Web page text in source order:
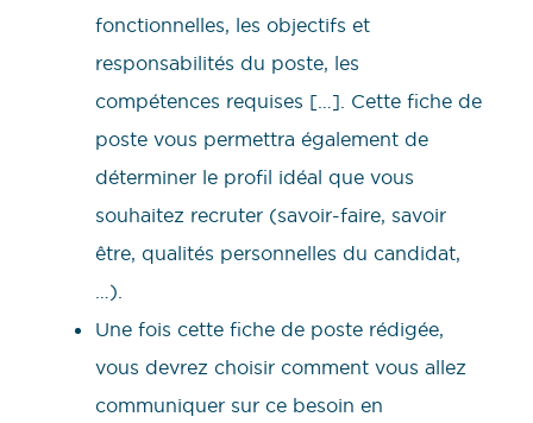
fonctionnelles, les objectifs et
responsabilités du poste, les
compétences requises […]. Cette fiche de
poste vous permettra également de
déterminer le profil idéal que vous
souhaitez recruter (savoir-faire, savoir
être, qualités personnelles du candidat,
…).
Une fois cette fiche de poste rédigée,
vous devrez choisir comment vous allez
communiquer sur ce besoin en